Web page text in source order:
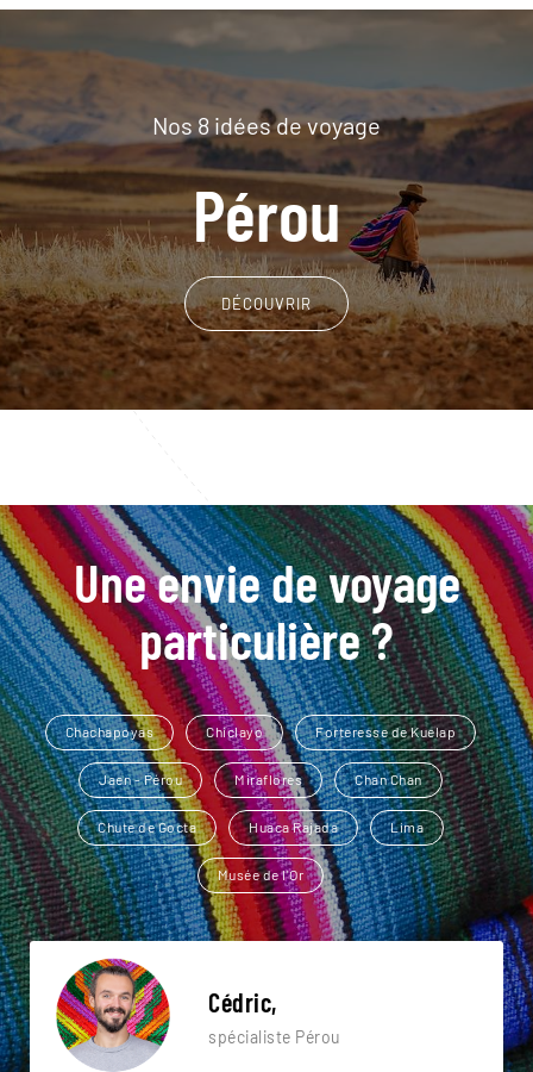
Nos 8 idées de voyage
Pérou
DÉCOUVRIR
Une envie de voyage
particulière ?
Chachapoyas Chiclayo Forteresse de Kuelap
Jaen - Pérou Miraflores Chan Chan
Chute de Gocta Huaca Rajada Lima
Musée de l'Or
Cédric,
spécialiste Pérou